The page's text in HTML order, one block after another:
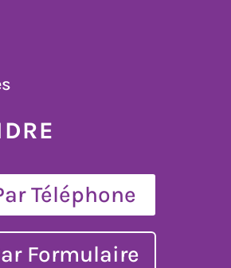
Téléphone
Formulaire